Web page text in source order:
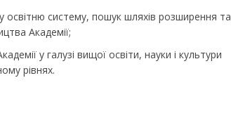
освітню систему, пошук шляхів розширення та
Академії;
у галузі вищої освіти, науки і культури
рівнях.